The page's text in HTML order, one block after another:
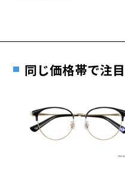
6.4g
※着脱式サングラス：デモレンズ、ア
タイプ
安心3 かかり具合
す。
もっ
お近くのZoff実店舗にて度
その際は記入用紙をダウン
ダ
同じ価格帯で注